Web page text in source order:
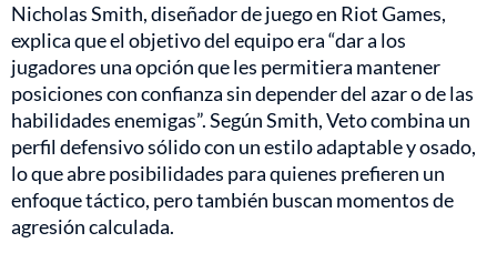
Nicholas Smith, diseñador de juego en Riot Games,
explica que el objetivo del equipo era “dar a los
jugadores una opción que les permitiera mantener
posiciones con confianza sin depender del azar o de las
habilidades enemigas”. Según Smith, Veto combina un
perfil defensivo sólido con un estilo adaptable y osado,
lo que abre posibilidades para quienes prefieren un
enfoque táctico, pero también buscan momentos de
agresión calculada.